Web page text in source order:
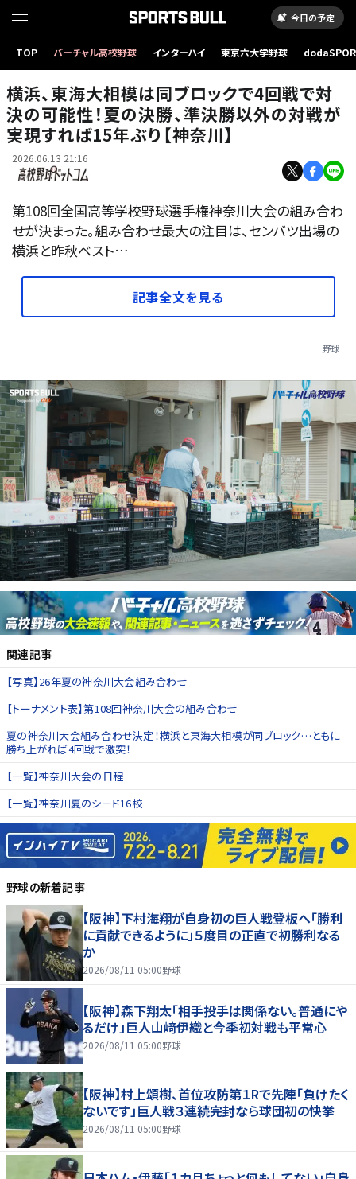
今日の予定
TOP バーチャル高校野球 インターハイ 東京六大学野球
左から小野（横浜）、安嶋（東海大相模）
横浜、東海大相模は同ブロックで4回戦で対
決の可能性！夏の決勝、準決勝以外の対戦が
実現すれば15年ぶり【神奈川】
2026.06.13 21:16
第108回全国高等学校野球選手権神奈川大会の組み合わ
せが決まった。組み合わせ最大の注目は、センバツ出場の
横浜と昨秋ベスト…
記事全文を見る
野球
関連記事
【写真】26年夏の神奈川大会組み合わせ
【トーナメント表】第108回神奈川大会の組み合わせ
夏の神奈川大会組み合わせ決定！横浜と東海大相模が同ブロック…ともに
勝ち上がれば4回戦で激突！
【一覧】神奈川大会の日程
【一覧】神奈川夏のシード16校
野球の新着記事
【阪神】下村海翔が自身初の巨人戦登板へ「勝利
に貢献できるように」５度目の正直で初勝利なる
か
2026/08/11 05:00野球
【阪神】森下翔太「相手投手は関係ない。普通にや
るだけ」巨人山﨑伊織と今季初対戦も平常心
2026/08/11 05:00野球
【阪神】村上頌樹、首位攻防第１Rで先陣「負けたく
ないです」巨人戦３連続完封なら球団初の快挙
2026/08/11 05:00野球